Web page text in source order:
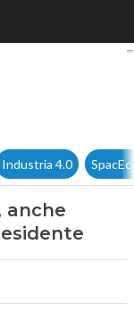
Valley,
Industria 4.0
anche